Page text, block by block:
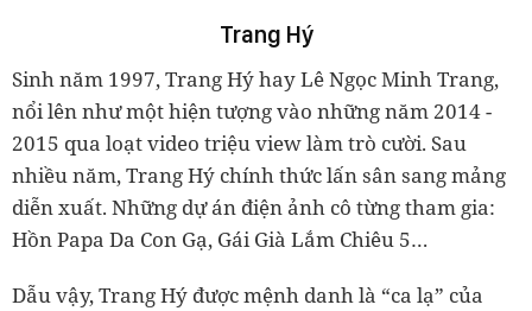
Trang Hý
Sinh năm 1997, Trang Hý hay Lê Ngọc Minh Trang,
nổi lên như một hiện tượng vào những năm 2014 -
2015 qua loạt video triệu view làm trò cười. Sau
nhiều năm, Trang Hý chính thức lấn sân sang mảng
diễn xuất. Những dự án điện ảnh cô từng tham gia:
Hồn Papa Da Con Gạ, Gái Già Lắm Chiêu 5…
Dẫu vậy, Trang Hý được mệnh danh là “ca lạ” của